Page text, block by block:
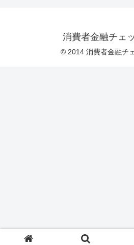
消費者金融チェ
© 2014 消費者金融チ